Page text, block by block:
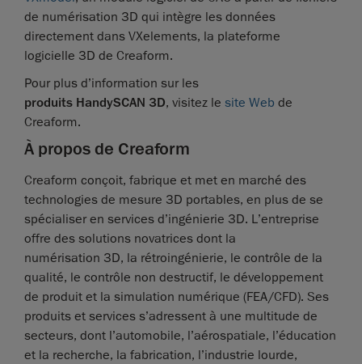
de numérisation 3D qui intègre les données
directement dans VXelements, la plateforme
logicielle 3D de Creaform.
Pour plus d’information sur les
produits HandySCAN 3D, visitez le site Web de
Creaform.
À propos de Creaform
Creaform conçoit, fabrique et met en marché des
technologies de mesure 3D portables, en plus de se
spécialiser en services d’ingénierie 3D. L’entreprise
offre des solutions novatrices dont la
numérisation 3D, la rétroingénierie, le contrôle de la
qualité, le contrôle non destructif, le développement
de produit et la simulation numérique (FEA/CFD). Ses
produits et services s’adressent à une multitude de
secteurs, dont l’automobile, l’aérospatiale, l’éducation
et la recherche, la fabrication, l’industrie lourde,